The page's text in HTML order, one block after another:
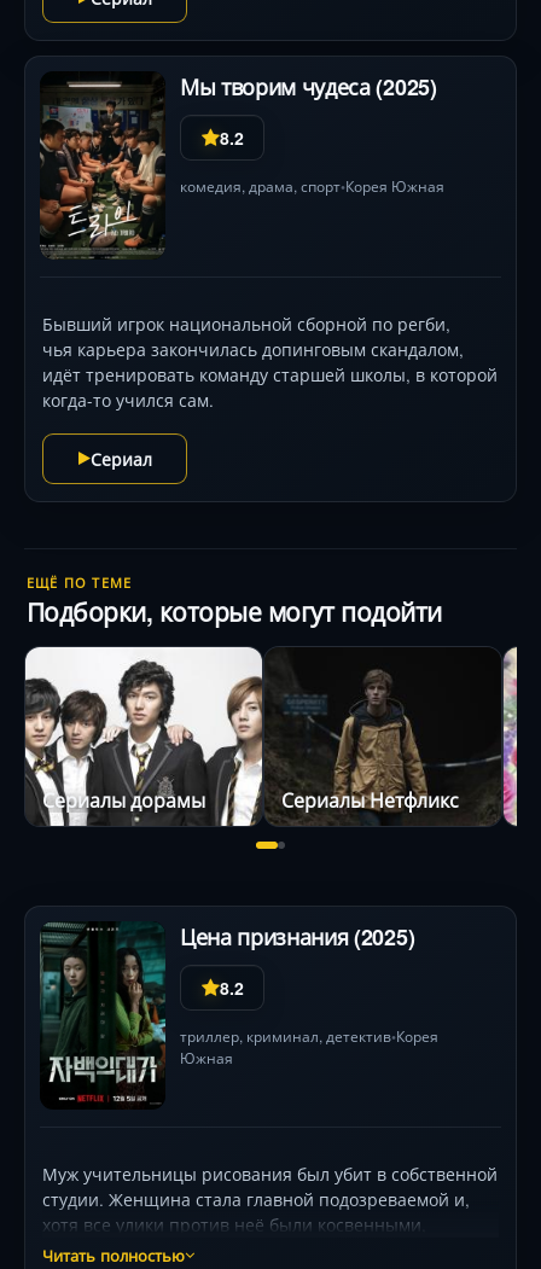
Мы творим чудеса (2025)
8.2
комедия, драма, спорт•Корея Южная
Бывший игрок национальной сборной по регби,
чья карьера закончилась допинговым скандалом,
идёт тренировать команду старшей школы, в которой
когда-то учился сам.
Сериал
ЕЩЁ ПО ТЕМЕ
Подборки, которые могут подойти
Сериалы дорамы Сериалы Нетфликс
Цена признания (2025)
8.2
триллер, криминал, детектив•Корея
Южная
Муж учительницы рисования был убит в собственной
студии. Женщина стала главной подозреваемой и,
хотя все улики против неё были косвенными,
стараниями убеждённого в её виновности прокурора
Читать полностью